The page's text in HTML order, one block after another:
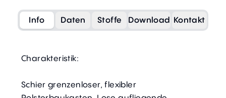
Info Daten Stoffe Download Kontakt
Charakteristik:
Schier grenzenloser, flexibler